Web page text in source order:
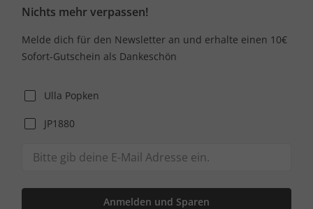
Nichts mehr verpassen!
Melde dich für den Newsletter an und erhalte einen 10€
Sofort-Gutschein als Dankeschön
Ulla Popken
JP1880
Anmelden und Sparen